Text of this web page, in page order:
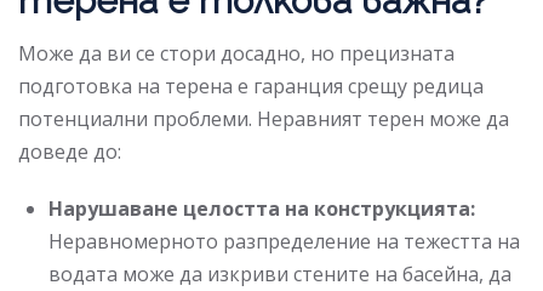
Може да ви се стори досадно, но прецизната
подготовка на терена е гаранция срещу редица
потенциални проблеми. Неравният терен може да
доведе до:
Нарушаване целостта на конструкцията:
Неравномерното разпределение на тежестта на
водата може да изкриви стените на басейна, да